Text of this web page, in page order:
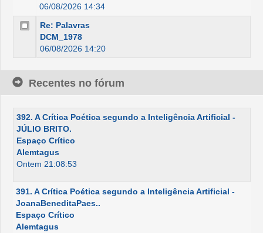
06/08/2026 14:34
Re: Palavras
DCM_1978
06/08/2026 14:20
Recentes no fórum
392. A Crítica Poética segundo a Inteligência Artificial -
JÚLIO BRITO.
Espaço Crítico
Alemtagus
Ontem 21:08:53
391. A Crítica Poética segundo a Inteligência Artificial -
JoanaBeneditaPaes..
Espaço Crítico
Alemtagus